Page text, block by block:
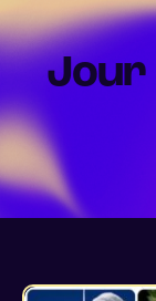
Jour